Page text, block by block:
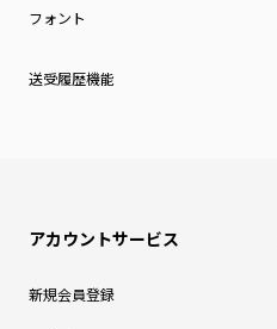
フォント
送受履歴機能
アカウントサービス
新規会員登録